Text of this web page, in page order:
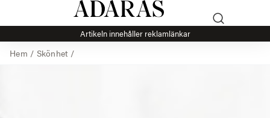
Artikeln innehåller reklamlänkar
Hem / Skönhet/